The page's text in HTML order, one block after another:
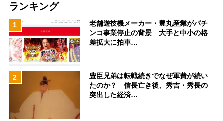
ランキング
1
老舗遊技機メーカー・豊丸産業がパチ
ンコ事業停止の背景 大手と中小の格
差拡大に拍車…
2
豊臣兄弟は転戦続きでなぜ軍費が続い
たのか？ 信長亡き後、秀吉・秀長の
突出した経済…